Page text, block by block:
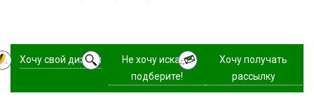
Хочу свой дизайн
Не хочу искать,
подберите!
Хочу получать
рассылку